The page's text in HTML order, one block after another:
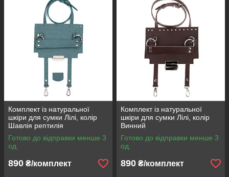
Комплект із натуральної
шкіри для сумки Лілі, колір
Шавлія рептилія
Готово до відправки менше 3
од.
890 ₴/комплект
Комплект із натуральної
шкіри для сумки Лілі, колір
Винний
Готово до відправки менше 3
од.
890 ₴/комплект